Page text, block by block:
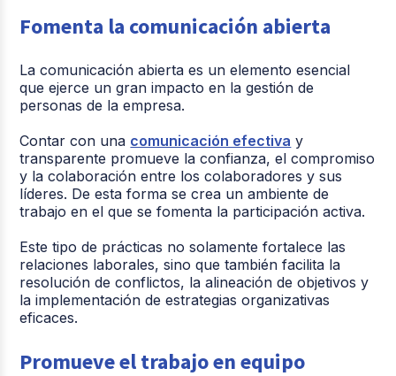
Fomenta la comunicación abierta
La comunicación abierta es un elemento esencial
que ejerce un gran impacto en la gestión de
personas de la empresa.
Contar con una comunicación efectiva y
transparente promueve la confianza, el compromiso
y la colaboración entre los colaboradores y sus
líderes. De esta forma se crea un ambiente de
trabajo en el que se fomenta la participación activa.
Este tipo de prácticas no solamente fortalece las
relaciones laborales, sino que también facilita la
resolución de conflictos, la alineación de objetivos y
la implementación de estrategias organizativas
eficaces.
Promueve el trabajo en equipo